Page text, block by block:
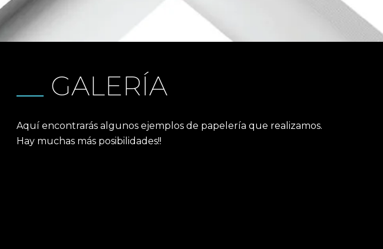
GALERÍA
Aquí encontrarás algunos ejemplos de papelería que realizamos.
Hay muchas más posibilidades!!